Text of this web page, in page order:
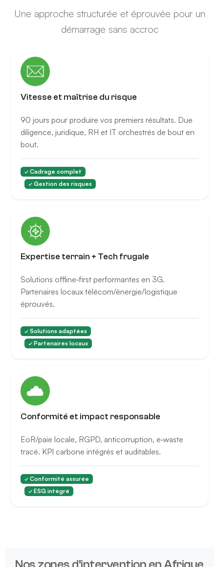
Une approche structurée et éprouvée pour un
démarrage sans accroc
Vitesse et maîtrise du risque
90 jours pour produire vos premiers résultats. Due
diligence, juridique, RH et IT orchestrés de bout en
bout.
✓ Cadrage complet
✓ Gestion des risques
Expertise terrain + Tech frugale
Solutions offline‑first performantes en 3G.
Partenaires locaux télécom/énergie/logistique
éprouvés.
✓ Solutions adaptées
✓ Partenaires locaux
Conformité et impact responsable
EoR/paie locale, RGPD, anticorruption, e‑waste
tracé. KPI carbone intégrés et auditables.
✓ Conformité assurée
✓ ESG intégré